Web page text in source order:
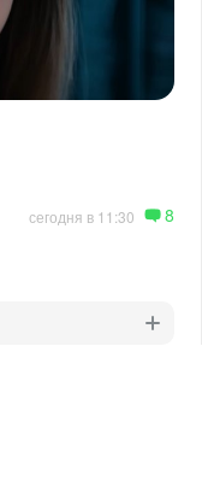
сегодня в 11:30 8